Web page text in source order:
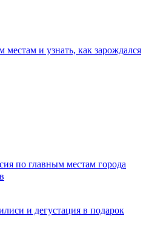
местам и узнать, как зарождался
по главным местам города